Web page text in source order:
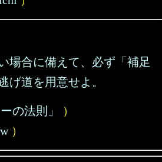
場合に備えて、必ず「補足
げ道を用意せよ。
の法則」
）
）